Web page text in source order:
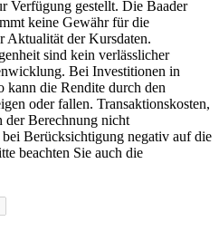
Verfügung gestellt. Die Baader
keine Gewähr für die
Aktualität der Kursdaten.
sind kein verlässlicher
Bei Investitionen in
kann die Rendite durch den
oder fallen. Transaktionskosten,
der Berechnung nicht
Berücksichtigung negativ auf die
beachten Sie auch die